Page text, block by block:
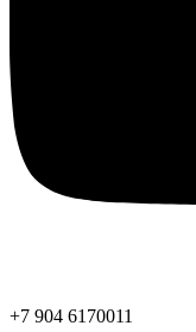
+7 904 6170011